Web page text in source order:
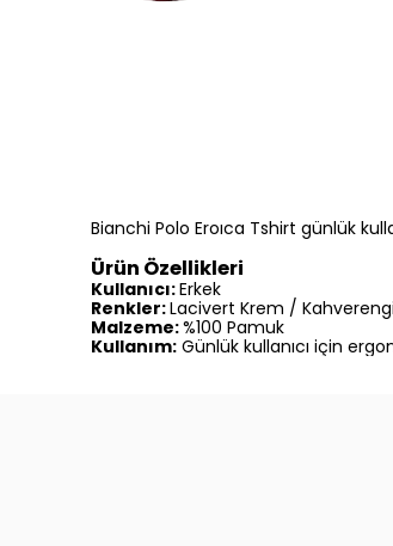
Bianchi Polo Eroıca Tshirt günlük
Ürün Özellikleri
Kullanıcı:Erkek
Renkler:Lacivert Krem /
Malzeme:%100 Pamuk
Kullanım: Günlük kullanıcı için